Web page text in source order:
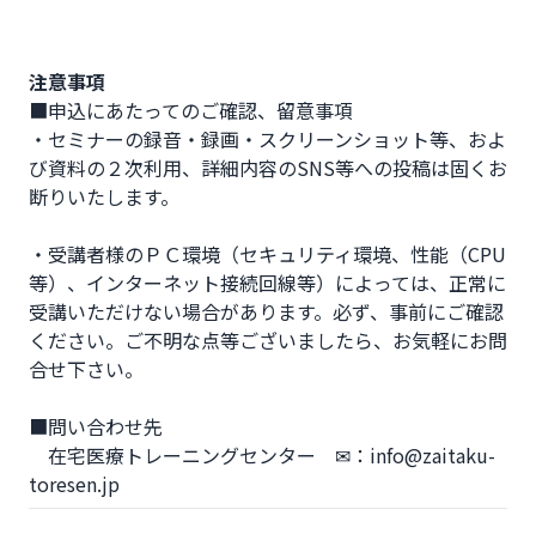
注意事項
■申込にあたってのご確認、留意事項
・セミナーの録音・録画・スクリーンショット等、およ
び資料の２次利用、詳細内容のSNS等への投稿は固くお
断りいたします。
・受講者様のＰＣ環境（セキュリティ環境、性能（CPU
等）、インターネット接続回線等）によっては、正常に
受講いただけない場合があります。必ず、事前にご確認
ください。ご不明な点等ございましたら、お気軽にお問
合せ下さい。
■問い合わせ先
在宅医療トレーニングセンター　✉：info@zaitaku-
toresen.jp